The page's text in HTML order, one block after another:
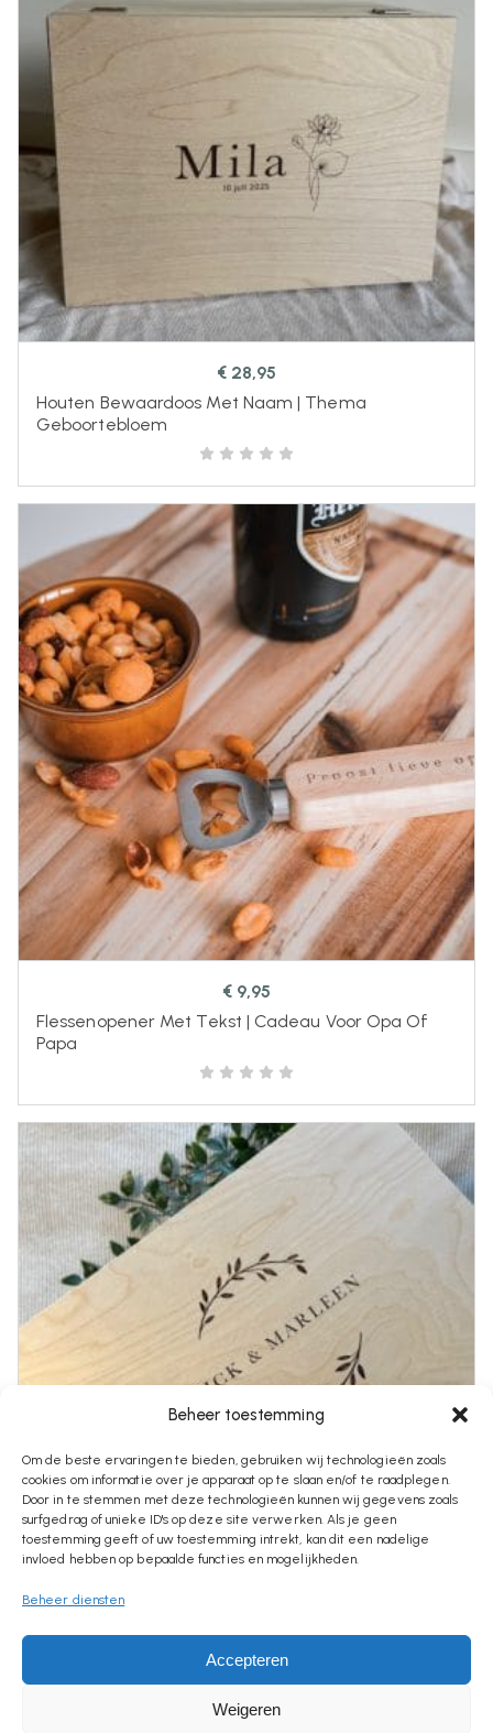
Beheer toestemming
Om de beste ervaringen te bieden, gebruiken wij technologieën zoals
cookies om informatie over je apparaat op te slaan en/of te raadplegen.
Door in te stemmen met deze technologieën kunnen wij gegevens zoals
surfgedrag of unieke ID's op deze site verwerken. Als je geen
toestemming geeft of uw toestemming intrekt, kan dit een nadelige
invloed hebben op bepaalde functies en mogelijkheden.
Beheer diensten
Accepteren
Weigeren
€28,95
Houten Bewaardoos Met Naam | Thema
Geboortebloem
€9,95
Flessenopener Met Tekst | Cadeau Voor Opa Of
Papa
Houten Herinneringsdoos Bruiloft |
Gepersonaliseerd Trouwcadeau